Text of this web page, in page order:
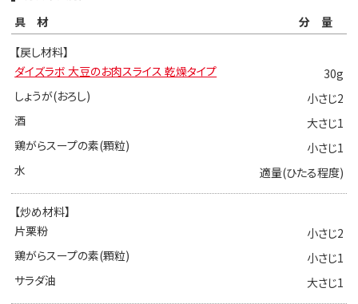
具材
分量
【戻し材料】
ダイズラボ 大豆のお肉スライス 乾燥タイプ
30g
しょうが(おろし)
小さじ2
酒
大さじ1
鶏がらスープの素(顆粒)
小さじ1
水
適量(ひたる程度)
【炒め材料】
片栗粉
小さじ2
鶏がらスープの素(顆粒)
小さじ1
サラダ油
大さじ1